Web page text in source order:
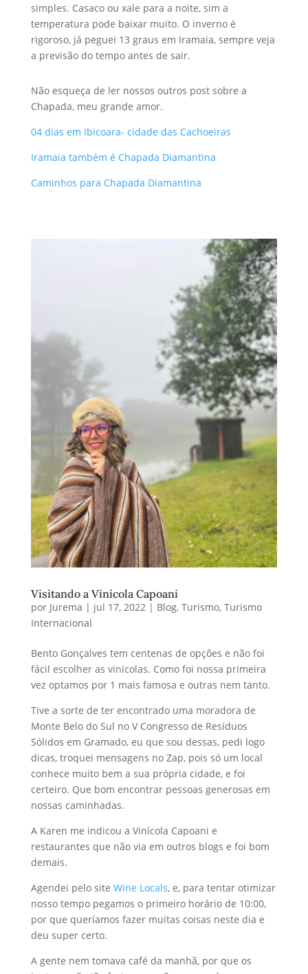
simples. Casaco ou xale para a noite, sim a
temperatura pode baixar muito. O inverno é
rigoroso, já peguei 13 graus em Iramaia, sempre veja
a previsão do tempo antes de sair.
Não esqueça de ler nossos outros post sobre a
Chapada, meu grande amor.
04 dias em Ibicoara- cidade das Cachoeiras
Iramaia também é Chapada Diamantina
Caminhos para Chapada Diamantina
Visitando a Vinícola Capoani
por Jurema | jul 17, 2022| Blog, Turismo, Turismo
Internacional
Bento Gonçalves tem centenas de opções e não foi
fácil escolher as vinícolas. Como foi nossa primeira
vez optamos por 1 mais famosa e outras nem tanto.
Tive a sorte de ter encontrado uma moradora de
Monte Belo do Sul no V Congresso de Resíduos
Sólidos em Gramado, eu que sou dessas, pedi logo
dicas, troquei mensagens no Zap, pois só um local
conhece muito bem a sua própria cidade, e foi
certeiro. Que bom encontrar pessoas generosas em
nossas caminhadas.
A Karen me indicou a Vinícola Capoani e
restaurantes que não via em outros blogs e foi bom
demais.
Agendei pelo site Wine Locals, e, para tentar otimizar
nosso tempo pegamos o primeiro horário de 10:00,
por que queríamos fazer muitas coisas neste dia e
deu super certo.
A gente nem tomava café da manhã, por que os